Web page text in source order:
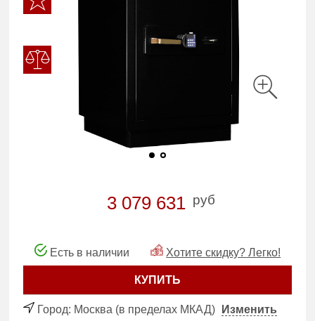
3 079 631 руб
Есть в наличии Хотите скидку? Легко!
КУПИТЬ
Город: Москва (в пределах МКАД)
Изменить